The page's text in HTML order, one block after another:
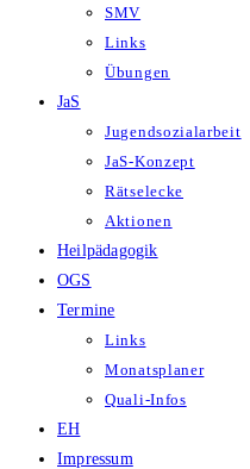
SMV
Links
Übungen
JaS
Jugendsozialarbeit
JaS-Konzept
Rätselecke
Aktionen
Heilpädagogik
OGS
Termine
Links
Monatsplaner
Quali-Infos
EH
Impressum